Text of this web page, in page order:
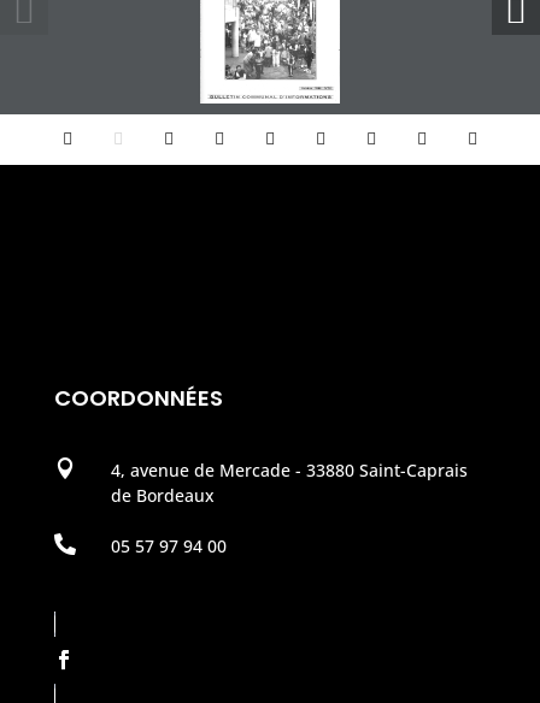
COORDONNÉES

4, avenue de Mercade - 33880 Saint-Caprais
de Bordeaux
 05 57 97 94 00